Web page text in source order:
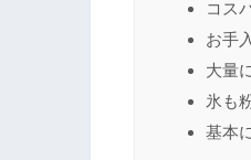
コス
お手
大量
氷も
基本